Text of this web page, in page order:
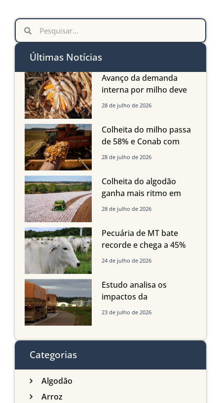
Últimas Notícias
Avanço da demanda
interna por milho deve
compensar aumento da
em Mato Grosso, aponta
Imea
28 de julho de 2026
Colheita do milho passa
de 58% e Conab com
boas produtividades em
quedas em Tocantins,
Maranhão e Piauí
28 de julho de 2026
Colheita do algodão
ganha mais ritmo em
Mato Grosso, Mato
Maranhão
28 de julho de 2026
Pecuária de MT bate
recorde e chega a 45%
dos bovinos abatidos
24 de julho de 2026
Estudo analisa os
impactos da
infraestrutura logística
do Sul
23 de julho de 2026
Categorias
Algodão
Arroz